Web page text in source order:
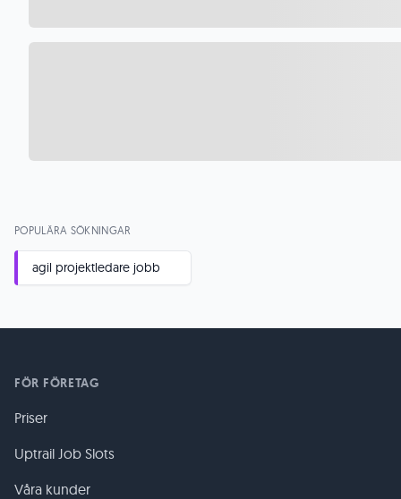
POPULÄRA SÖKNINGAR
agil projektledare jobb
FÖR FÖRETAG
Priser
Uptrail Job Slots
Våra kunder